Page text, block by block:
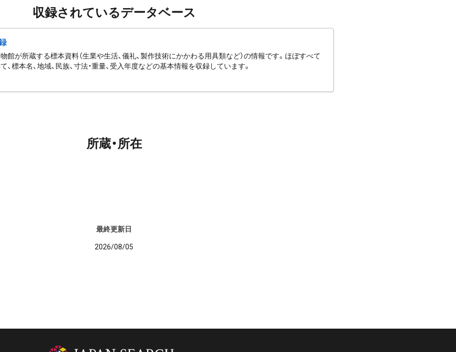
収録されているデータベース
館が所蔵する標本資料（生業や生活、儀礼、製作技術にかかわる用具類など）の情報です。ほぼすべて
、標本名、地域、民族、寸法・重量、受入年度などの基本情報を収録しています。
所蔵・所在
最終更新日
2026/08/05